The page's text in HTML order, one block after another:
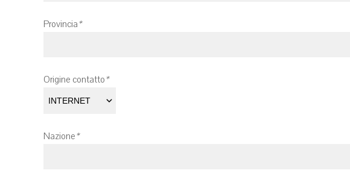
Provincia*
Origine contatto*
Nazione*